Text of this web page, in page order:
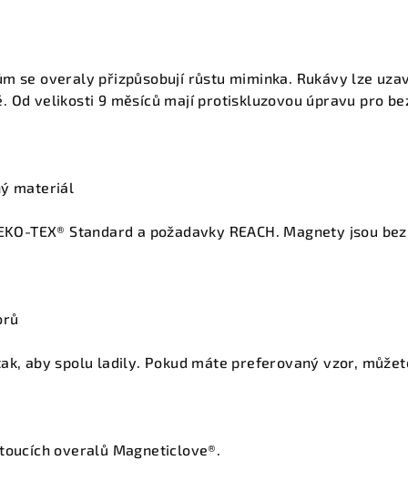
se overaly přizpůsobují růstu miminka. Rukávy lze
Od velikosti 9 měsíců mají protiskluzovou úpravu pro
materiál
TEX® Standard a požadavky REACH. Magnety jsou
aby spolu ladily. Pokud máte preferovaný vzor,
overalů Magneticlove®.